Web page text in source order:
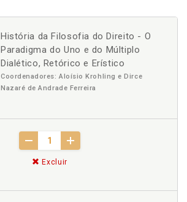
História da Filosofia do Direito - O
Paradigma do Uno e do Múltiplo
Dialético, Retórico e Erístico
Coordenadores: Aloísio Krohling e Dirce
Nazaré de Andrade Ferreira
Excluir